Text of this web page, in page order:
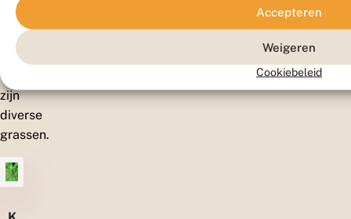
Accepteren
Weigeren
Cookiebeleid
o
s
e
Waardplanten
waardplanten
zijn
diverse
grassen.